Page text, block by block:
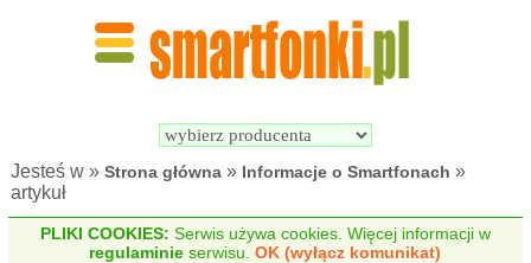
Jesteś w »Strona główna » Informacje o Smartfonach »
artykuł
PLIKI COOKIES: Serwis używa cookies. Więcej informacji w
regulaminie serwisu.OK (wyłącz komunikat)